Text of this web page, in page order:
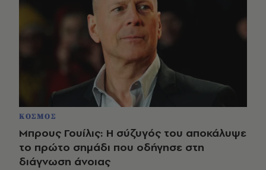
ΚΟΣΜΟΣ
Μπρους Γουίλις: Η σύζυγός του αποκάλυψε
το πρώτο σημάδι που οδήγησε στη
διάγνωση άνοιας